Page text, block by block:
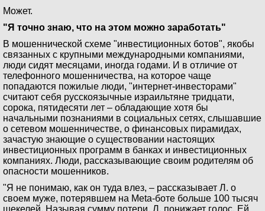
Может.
"Я точно знаю, что на этом можно заработать"
В мошеннической схеме "инвестиционных ботов", якобы
связанных с крупными международными компаниями,
люди сидят месяцами, иногда годами. И в отличие от
телефонного мошенничества, на которое чаще
попадаются пожилые люди, "интернет-инвесторами"
считают себя русскоязычные израильтяне тридцати,
сорока, пятидесяти лет – обладающие хотя бы
начальными познаниями в социальных сетях, слышавшие
о сетевом мошенничестве, о финансовых пирамидах,
зачастую знающие о существовании настоящих
инвестиционных программ в банках и инвестиционных
компаниях. Люди, рассказывающие своим родителям об
опасности мошенников.
"Я не понимаю, как он туда влез, – рассказывает Л. о
своем муже, потерявшем на Meta-боте больше 100 тысяч
шекелей. Называя сумму потери, Л. понижает голос. Ей